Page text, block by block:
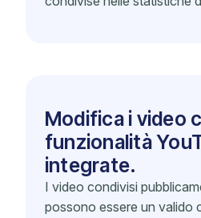
Modifica i video
funzionalità
integrate.
I video condivisi
possono essere un valido